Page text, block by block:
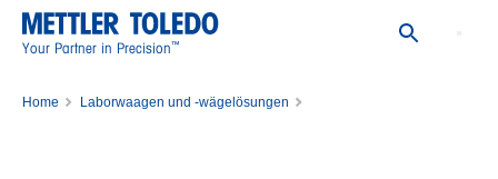
Your Partner in Precision™
Home
Laborwaagen und -wägelösungen